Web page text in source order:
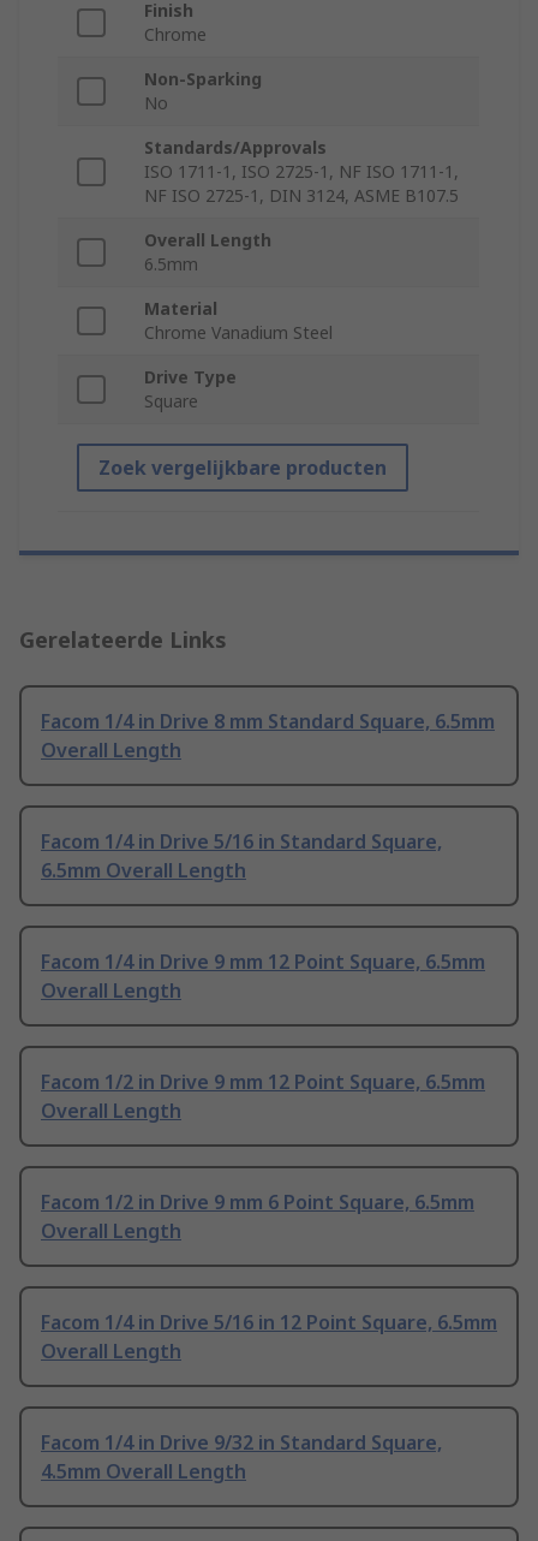
Finish
Chrome
Non-Sparking
No
Standards/Approvals
ISO 1711-1, ISO 2725-1, NF ISO 1711-1,
NF ISO 2725-1, DIN 3124, ASME B107.5
Overall Length
6.5mm
Material
Chrome Vanadium Steel
Drive Type
Square
Zoek vergelijkbare producten
Gerelateerde Links
Facom 1/4 in Drive 8 mm Standard Square, 6.5mm
Overall Length
Facom 1/4 in Drive 5/16 in Standard Square,
6.5mm Overall Length
Facom 1/4 in Drive 9 mm 12 Point Square, 6.5mm
Overall Length
Facom 1/2 in Drive 9 mm 12 Point Square, 6.5mm
Overall Length
Facom 1/2 in Drive 9 mm 6 Point Square, 6.5mm
Overall Length
Facom 1/4 in Drive 5/16 in 12 Point Square, 6.5mm
Overall Length
Facom 1/4 in Drive 9/32 in Standard Square,
4.5mm Overall Length